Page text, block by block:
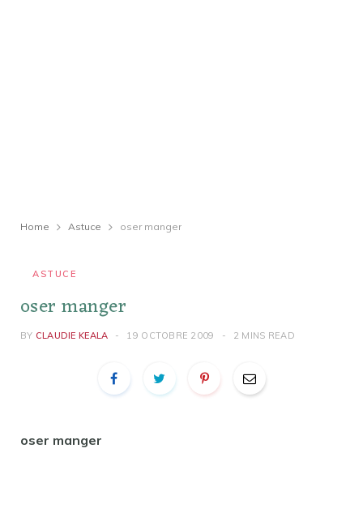
Home Astuce oser manger
ASTUCE
oser manger
BY CLAUDIE KEALA 19 OCTOBRE 2009 2 MINS READ
oser manger